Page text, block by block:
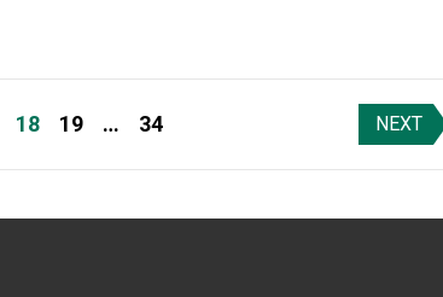
18 19 … 34 NEXT